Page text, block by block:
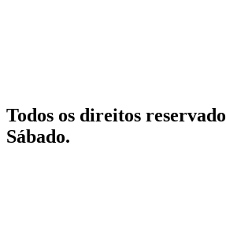
Todos os direitos
Sábado.